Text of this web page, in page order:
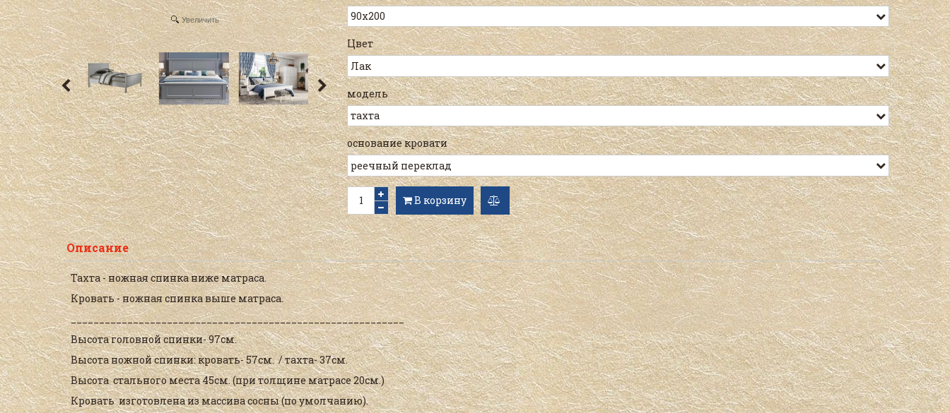
Увеличить
Цвет
модель
основание кровати
В корзину добавить
к
сравнению
Описание
Тахта - ножная спинка ниже матраса.
Кровать - ножная спинка выше матраса.
___________________________________________________________
Высота головной спинки- 97см.
Высота ножной спинки: кровать- 57см. / тахта- 37см.
Высота стального места 45см. (при толщине матрасе 20см.)
Кровать изготовлена из массива сосны (по умолчанию).